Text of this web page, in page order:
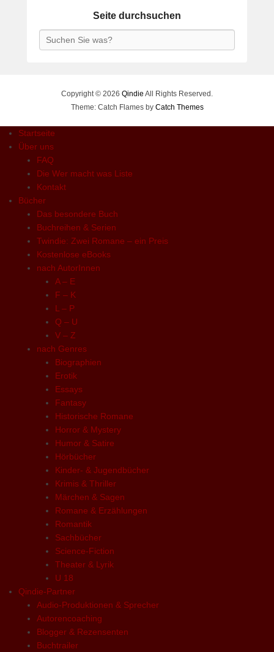
Seite durchsuchen
Search
Copyright © 2026 Qindie All Rights Reserved.
Theme: Catch Flames by Catch Themes
Startseite
Über uns
FAQ
Die Wer macht was Liste
Kontakt
Bücher
Das besondere Buch
Buchreihen & Serien
Twindie: Zwei Romane – ein Preis
Kostenlose eBooks
nach AutorInnen
A – E
F – K
L – P
Q – U
V – Z
nach Genres
Biographien
Erotik
Essays
Fantasy
Historische Romane
Horror & Mystery
Humor & Satire
Hörbücher
Kinder- & Jugendbücher
Krimis & Thriller
Märchen & Sagen
Romane & Erzählungen
Romantik
Sachbücher
Science-Fiction
Theater & Lyrik
U 18
Qindie-Partner
Audio-Produktionen & Sprecher
Autorencoaching
Blogger & Rezensenten
Buchtrailer